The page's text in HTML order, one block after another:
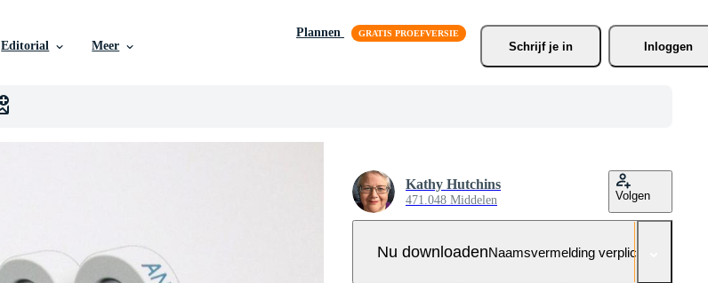
Editorial Meer
Plannen
Schrijf je in Inloggen
Kathy Hutchins
471.048 Middelen Volgen
Nu downloadenNaamsvermelding verplicht